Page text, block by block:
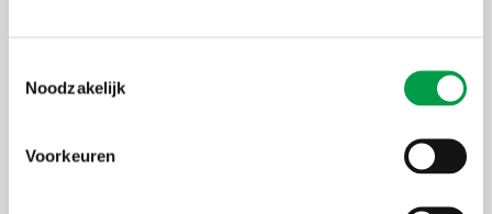
Noodzakelijk
Voorkeuren
of
Code
Output RCO 26
verbeterd met het oog op klimaatadaptatie